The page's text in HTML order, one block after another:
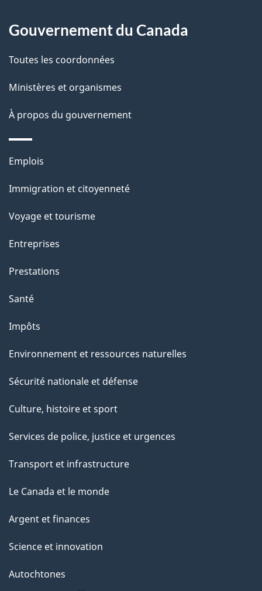
a
g
e
a
c
i
o
s
u
r
e
t
e
p
g
e
Gouvernement du Canada
Toutes les coordonnées
Ministères et organismes
À propos du gouvernement
Thèmes
sujets
Emplois
Immigration et citoyenneté
Voyage et tourisme
Entreprises
Prestations
Santé
Impôts
Environnement et ressources naturelles
Sécurité nationale et défense
Culture, histoire et sport
Services de police, justice et urgences
Transport et infrastructure
Le Canada et le monde
Argent et finances
Science et innovation
Autochtones